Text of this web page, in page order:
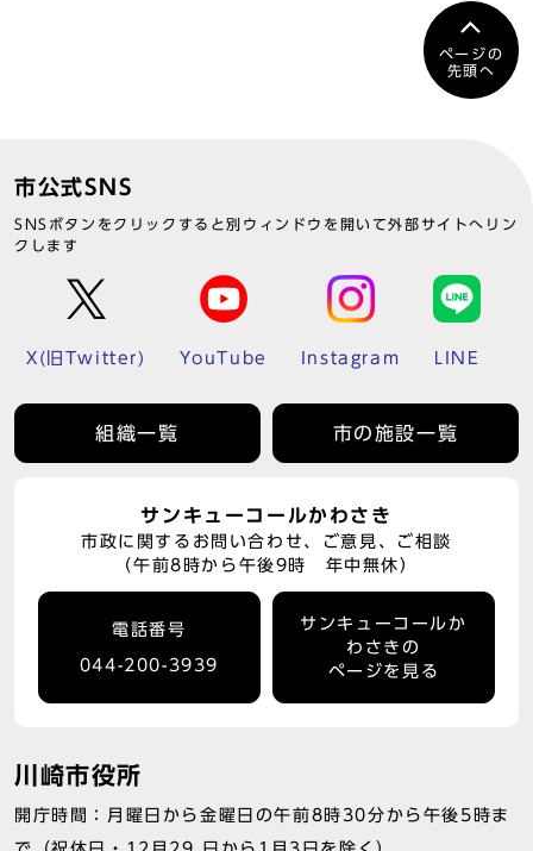
ページの
先頭へ
市公式SNS
SNSボタンをクリックすると別ウィンドウを開いて外部サイトへリン
クします
X(旧Twitter) YouTube Instagram LINE
組織一覧 市の施設一覧
サンキューコールかわさき
市政に関するお問い合わせ、ご意見、ご相談
（午前8時から午後9時 年中無休）
電話番号
044-200-3939
サンキューコールか
わさきの
ページを見る
川崎市役所
開庁時間：月曜日から金曜日の午前8時30分から午後5時ま